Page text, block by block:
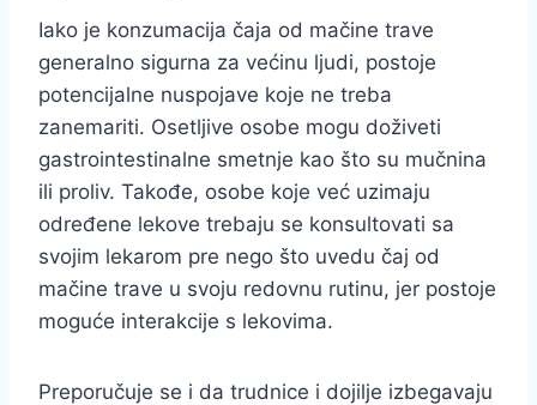
Iako je konzumacija čaja od mačine trave
generalno sigurna za većinu ljudi, postoje
potencijalne nuspojave koje ne treba
zanemariti. Osetljive osobe mogu doživeti
gastrointestinalne smetnje kao što su mučnina
ili proliv. Takođe, osobe koje već uzimaju
određene lekove trebaju se konsultovati sa
svojim lekarom pre nego što uvedu čaj od
mačine trave u svoju redovnu rutinu, jer postoje
moguće interakcije s lekovima.
Preporučuje se i da trudnice i dojilje izbegavaju